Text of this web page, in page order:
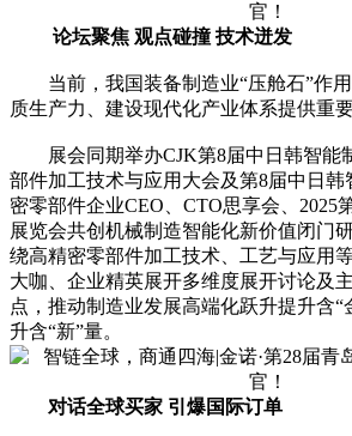
论坛聚焦 观点碰撞 技术迸发
当前，我国装备制造业“压舱石”作用
质生产力、建设现代化产业体系提供重要
展会同期举办CJK第8届中日韩智能
部件加工技术与应用大会及第8届中日
密零部件企业CEO、CTO思享会、2025
展览会共创机械制造智能化新价值闭门
绕高精密零部件加工技术、工艺与应用
大咖、企业精英展开多维度展开讨论及
点，推动制造业发展高端化跃升提升含“
升含“新”量。
对话全球买家 引爆国际订单